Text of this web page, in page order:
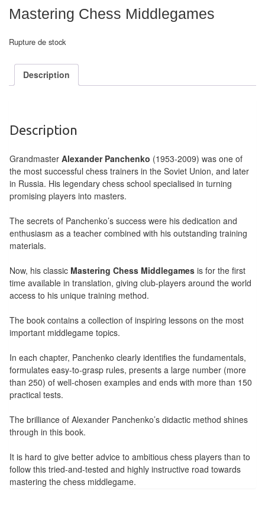
air
pour
d'échecs
Livres
en
anglais
Livres
en
français
Tables
Accessoires
Jeux
société
Jeux
de
cartes
à
Collectionner
(TCG)
Mastering Chess Middlegames
Rupture de stock
Description
Description
Grandmaster Alexander Panchenko (1953-2009) was one of
the most successful chess trainers in the Soviet Union, and later
in Russia. His legendary chess school specialised in turning
promising players into masters.
The secrets of Panchenko’s success were his dedication and
enthusiasm as a teacher combined with his outstanding training
materials.
Now, his classic Mastering Chess Middlegames is for the first
time available in translation, giving club-players around the world
access to his unique training method.
The book contains a collection of inspiring lessons on the most
important middlegame topics.
In each chapter, Panchenko clearly identifies the fundamentals,
formulates easy-to-grasp rules, presents a large number (more
than 250) of well-chosen examples and ends with more than 150
practical tests.
The brilliance of Alexander Panchenko’s didactic method shines
through in this book.
It is hard to give better advice to ambitious chess players than to
follow this tried-and-tested and highly instructive road towards
mastering the chess middlegame.